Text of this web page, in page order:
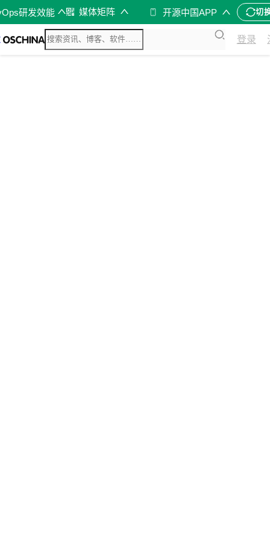
研发效能 媒体矩阵 开源中国APP 切
登录